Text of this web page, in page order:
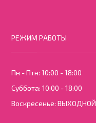
РЕЖИМ РАБОТЫ
Пн - Птн: 10:00 - 18:00
Суббота: 10:00 - 18:00
Воскресенье: ВЫХОДНОЙ